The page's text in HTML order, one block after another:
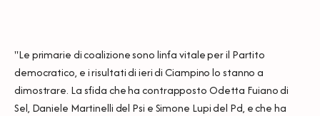
"Le primarie di coalizione sono linfa vitale per il Partito
democratico, e i risultati di ieri di Ciampino lo stanno a
dimostrare. La sfida che ha contrapposto Odetta Fuiano di
Sel, Daniele Martinelli del Psi e Simone Lupi del Pd, e che ha